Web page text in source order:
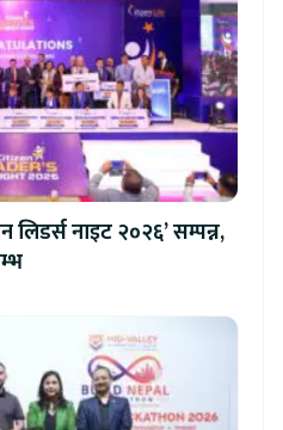
नाइट २०२६’ सम्पन्न,